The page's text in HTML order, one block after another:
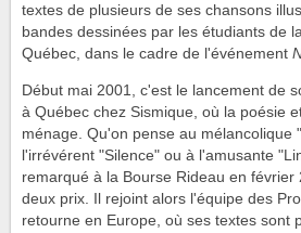
textes de plusieurs de ses chansons
bandes dessinées par les étudiants de
Québec, dans le cadre de l'événement
Début mai 2001, c'est le lancement de
à Québec chez Sismique, où la poésie
ménage. Qu'on pense au mélancolique
l'irrévérent "Silence" ou à l'amusante
remarqué à la Bourse Rideau en février
deux prix. Il rejoint alors l'équipe des
retourne en Europe, où ses textes sont